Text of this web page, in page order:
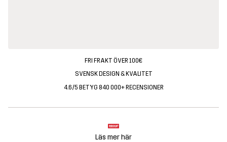
FRI FRAKT ÖVER 100€
SVENSK DESIGN & KVALITET
4.6/5 BETYG 840 000+ RECENSIONER
Läs mer här